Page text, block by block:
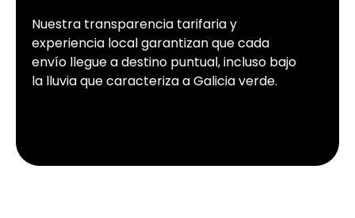
Nuestra transparencia tarifaria y
experiencia local garantizan que cada
envío llegue a destino puntual, incluso bajo
la lluvia que caracteriza a Galicia verde.